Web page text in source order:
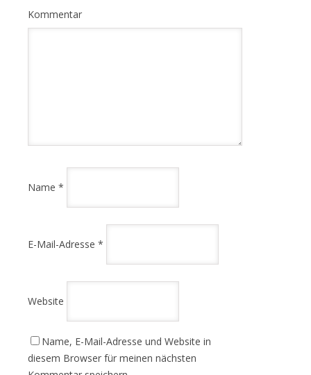
Kommentar
Name *
E-Mail-Adresse *
Website
Name, E-Mail-Adresse und Website in
diesem Browser für meinen nächsten